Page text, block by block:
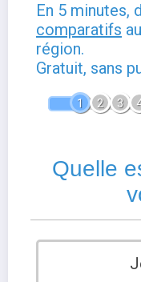
En 5 minutes,
comparatifs
région.
Gratuit, sans
1 2 3
Quelle